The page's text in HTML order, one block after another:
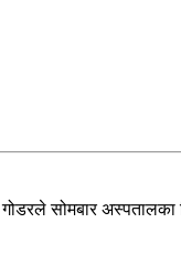
सोमबार